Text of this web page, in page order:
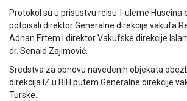
Protokol su u prisustvu reisu-l-uleme Huseina
potpisali direktor Generalne direkcije vakufa
Adnan Ertem i direktor Vakufske direkcije
dr. Senaid Zajimović.
Sredstva za obnovu navedenih objekata
direkcija IZ u BiH putem Generalne direkcije
Turske.